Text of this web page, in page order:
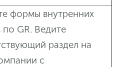
формы внутренних
по GR. Ведите
раздел на
с